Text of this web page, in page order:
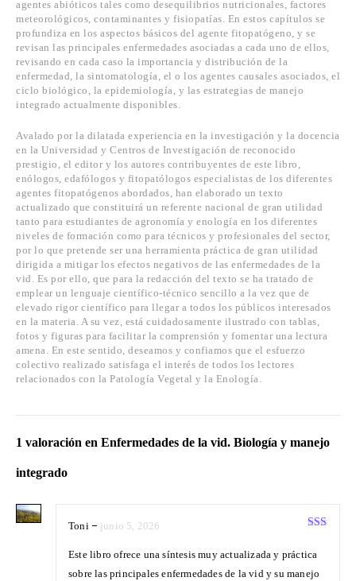
agentes abióticos tales como desequilibrios nutricionales, factores
meteorológicos, contaminantes y fisiopatías. En estos capítulos se
profundiza en los aspectos básicos del agente fitopatógeno, y se
revisan las principales enfermedades asociadas a cada uno de ellos,
revisando en cada caso la importancia y distribución de la
enfermedad, la sintomatología, el o los agentes causales asociados, el
ciclo biológico, la epidemiología, y las estrategias de manejo
integrado actualmente disponibles.
Avalado por la dilatada experiencia en la investigación y la docencia
en la Universidad y Centros de Investigación de reconocido
prestigio, el editor y los autores contribuyentes de este libro,
enólogos, edafólogos y fitopatólogos especialistas de los diferentes
agentes fitopatógenos abordados, han elaborado un texto
actualizado que constituirá un referente nacional de gran utilidad
tanto para estudiantes de agronomía y enología en los diferentes
niveles de formación como para técnicos y profesionales del sector,
por lo que pretende ser una herramienta práctica de gran utilidad
dirigida a mitigar los efectos negativos de las enfermedades de la
vid. Es por ello, que para la redacción del texto se ha tratado de
emplear un lenguaje científico-técnico sencillo a la vez que de
elevado rigor científico para llegar a todos los públicos interesados
en la materia. A su vez, está cuidadosamente ilustrado con tablas,
fotos y figuras para facilitar la comprensión y fomentar una lectura
amena. En este sentido, deseamos y confiamos que el esfuerzo
colectivo realizado satisfaga el interés de todos los lectores
relacionados con la Patología Vegetal y la Enología.
1 valoración en Enfermedades de la vid. Biología y manejo
integrado
Toni – junio 5, 2026
Este libro ofrece una síntesis muy actualizada y práctica
sobre las principales enfermedades de la vid y su manejo